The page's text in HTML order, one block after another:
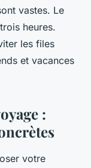
vastes. Le
heures.
les files
et vacances
:
votre